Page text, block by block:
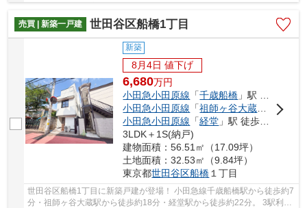
徒歩5分の駅近の立地です。 木造3階建。日当...
売買 | 新築一戸建
世田谷区船橋1丁目
新築
8月4日 値下げ
6,680万円
小田急小田原線 「千歳船橋 」駅 徒歩7分
小田急小田原線 「祖師ヶ谷大蔵 」駅 徒歩
小田急小田原線 「経堂 」駅 徒歩22分
3LDK＋1S(納戸)
建物面積：56.51㎡（17.09坪）
土地面積：32.53㎡（9.84坪）
東京都世田谷区船橋 １丁目
世田谷区船橋1丁目に新築戸建が登場！ 小田急線千歳船橋駅から徒歩約7
分・祖師ヶ谷大蔵駅から徒歩約18分・経堂駅から徒歩約22分。 3駅利用